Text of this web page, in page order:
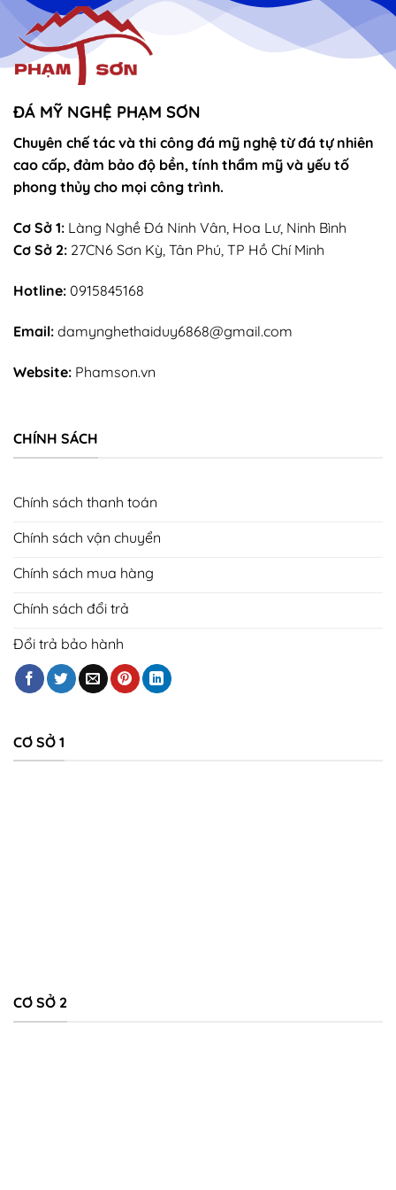
ĐÁ MỸ NGHỆ PHẠM SƠN
Chuyên chế tác và thi công đá mỹ nghệ từ đá tự nhiên
cao cấp, đảm bảo độ bền, tính thẩm mỹ và yếu tố
phong thủy cho mọi công trình.
Cơ Sở 1: Làng Nghề Đá Ninh Vân, Hoa Lư, Ninh Bình
Cơ Sở 2: 27CN6 Sơn Kỳ, Tân Phú, TP Hồ Chí Minh
Hotline: 0915845168
Email: damynghethaiduy6868@gmail.com
Website: Phamson.vn
CHÍNH SÁCH
Chính sách thanh toán
Chính sách vận chuyển
Chính sách mua hàng
Chính sách đổi trả
Đổi trả bảo hành
CƠ SỞ 1
CƠ SỞ 2